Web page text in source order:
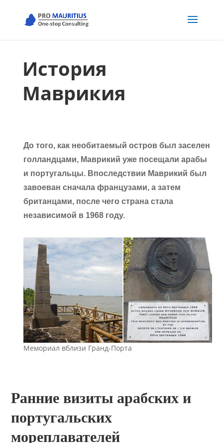
История
Маврикия
До того, как необитаемый остров был заселен
голландцами, Маврикий уже посещали арабы
и португальцы. Впоследствии Маврикий был
завоеван сначала французами, а затем
британцами, после чего страна стала
независимой в 1968 году.
Мемориал вблизи Гранд-Порта
Ранние визиты арабских и
португальских
мореплавателей